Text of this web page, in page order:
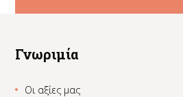
Γνωριμία
Οι αξίες μας